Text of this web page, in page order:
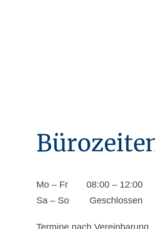
Mo – Fr 08:00 – 12:00
Sa – So Geschlossen